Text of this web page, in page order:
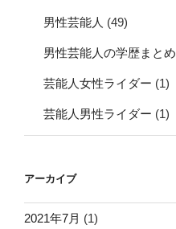
男性芸能人 (49)
男性芸能人の学歴まとめ
芸能人女性ライダー (1)
芸能人男性ライダー (1)
アーカイブ
2021年7月 (1)